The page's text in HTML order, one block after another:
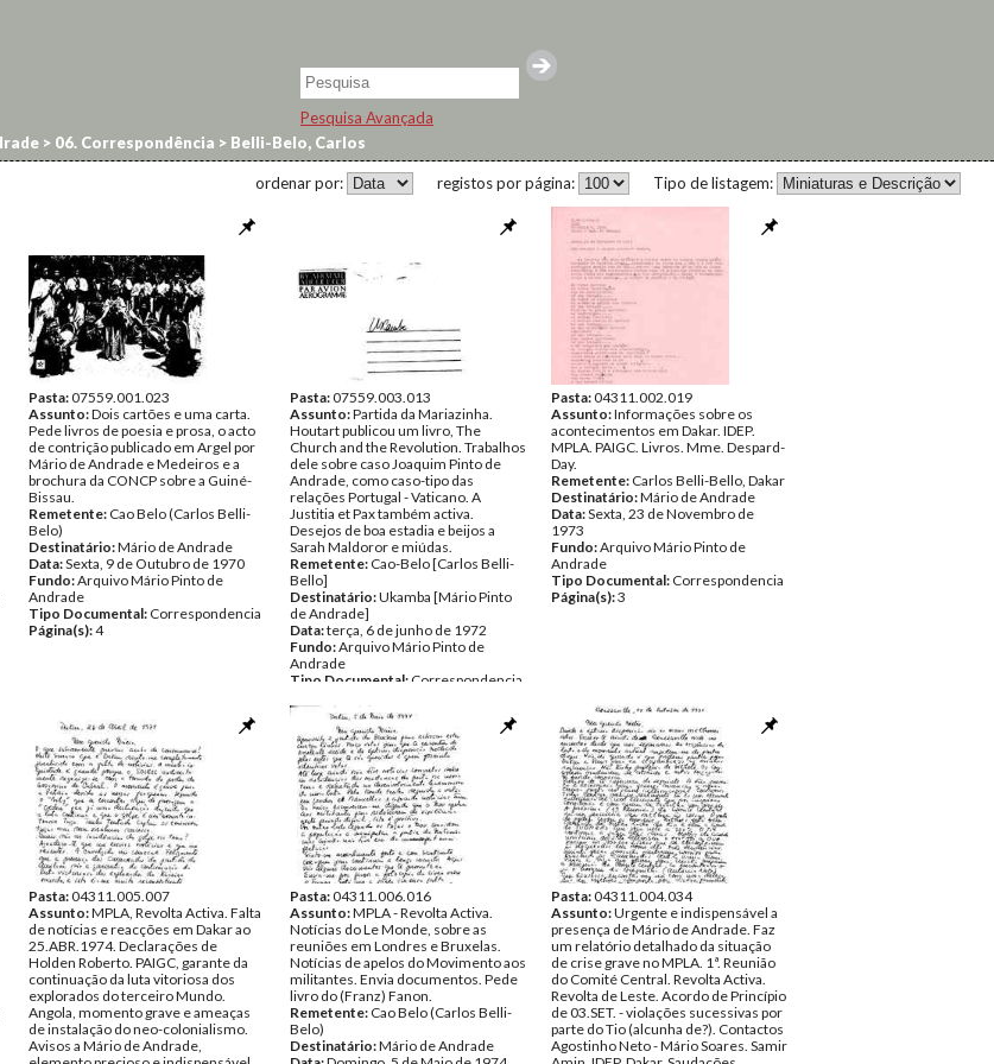
Pesquisa Avançada
> 06. Correspondência > Belli-Belo, Carlos
Tipo de listagem:
registos por página:
ordenar por:
Pasta:07559.001.023
Assunto:Dois cartões e uma carta.
Pede livros de poesia e prosa, o acto
de contrição publicado em Argel por
Mário de Andrade e Medeiros e a
brochura da CONCP sobre a Guiné-
Bissau.
Remetente: Cao Belo (Carlos Belli-
Belo)
Destinatário:Mário de Andrade
Data:Sexta, 9 de Outubro de 1970
Fundo:Arquivo Mário Pinto de
Andrade
Tipo Documental: Correspondencia
Página(s):4
Pasta:07559.003.013
Assunto:Partida da Mariazinha.
Houtart publicou um livro, The
Church and the Revolution. Trabalhos
dele sobre caso Joaquim Pinto de
Andrade, como caso-tipo das
relações Portugal - Vaticano. A
Justitia et Pax também activa.
Desejos de boa estadia e beijos a
Sarah Maldoror e miúdas.
Remetente: Cao-Belo [Carlos Belli-
Bello]
Destinatário:Ukamba [Mário Pinto
de Andrade]
Data:terça, 6 de junho de 1972
Fundo:Arquivo Mário Pinto de
Andrade
Tipo Documental: Correspondencia
Pasta:04311.002.019
Assunto:Informações sobre os
acontecimentos em Dakar. IDEP.
MPLA. PAIGC. Livros. Mme. Despard-
Day.
Remetente: Carlos Belli-Bello, Dakar
Destinatário:Mário de Andrade
Data:Sexta, 23 de Novembro de
1973
Fundo:Arquivo Mário Pinto de
Andrade
Tipo Documental: Correspondencia
Página(s):3
Pasta:04311.005.007
Assunto:MPLA, Revolta Activa. Falta
de notícias e reacções em Dakar ao
25.ABR.1974. Declarações de
Holden Roberto. PAIGC, garante da
continuação da luta vitoriosa dos
explorados do terceiro Mundo.
Angola, momento grave e ameaças
de instalação do neo-colonialismo.
Avisos a Mário de Andrade,
Pasta:04311.006.016
Assunto:MPLA - Revolta Activa.
Notícias do Le Monde, sobre as
reuniões em Londres e Bruxelas.
Notícias de apelos do Movimento aos
militantes. Envia documentos. Pede
livro do (Franz) Fanon.
Remetente: Cao Belo (Carlos Belli-
Belo)
Destinatário:Mário de Andrade
Pasta:04311.004.034
Assunto:Urgente e indispensável a
presença de Mário de Andrade. Faz
um relatório detalhado da situação
de crise grave no MPLA. 1ª. Reunião
do Comité Central. Revolta Activa.
Revolta de Leste. Acordo de Princípio
de 03.SET. - violações sucessivas por
parte do Tio (alcunha de?). Contactos
Agostinho Neto - Mário Soares. Samir